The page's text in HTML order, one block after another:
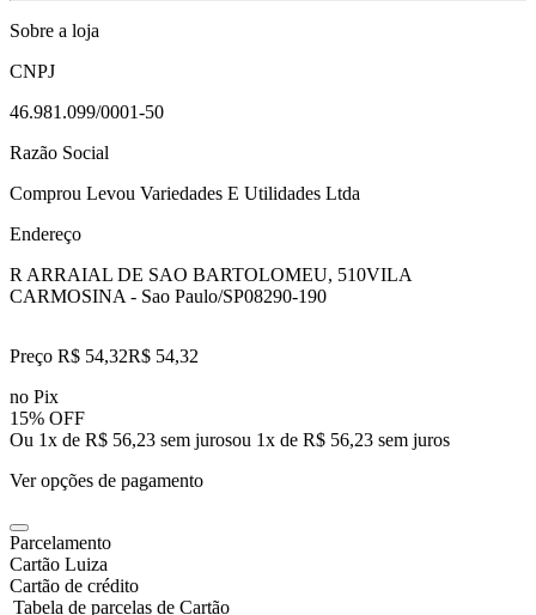
Sobre a loja
CNPJ
46.981.099/0001-50
Razão Social
Comprou Levou Variedades E Utilidades Ltda
Endereço
R ARRAIAL DE SAO BARTOLOMEU, 510VILA
CARMOSINA - Sao Paulo/SP08290-190
Preço R$ 54,32R$ 54,32
no Pix
15% OFF
Ou 1x de R$ 56,23 sem jurosou 1x de R$ 56,23 sem juros
Ver opções de pagamento
Parcelamento
Cartão Luiza
Cartão de crédito
Tabela de parcelas de Cartão